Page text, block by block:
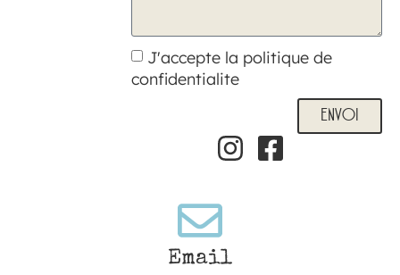
J'accepte la politique de
confidentialite
ENVOI
Email